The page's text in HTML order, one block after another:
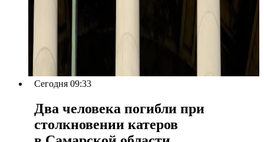
Сегодня 09:33
Два человека погибли при
столкновении катеров